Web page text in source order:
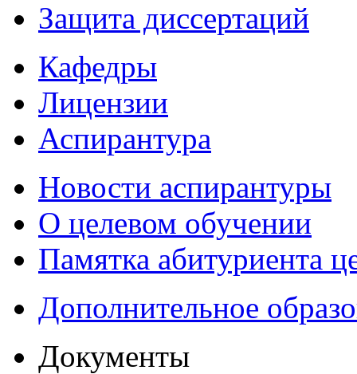
Защита диссертаций
Кафедры
Лицензии
Аспирантура
Новости аспирантуры
О целевом обучении
Памятка абитуриента
Дополнительное
Документы